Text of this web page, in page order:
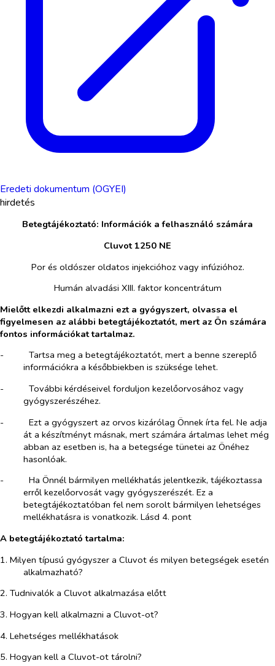
Eredeti dokumentum (OGYEI)
hirdetés
Betegtájékoztató: Információk a felhasználó számára
Cluvot 1250 NE
Por és oldószer oldatos injekcióhoz vagy infúzióhoz.
Humán alvadási XIII. faktor koncentrátum
Mielőtt elkezdi alkalmazni ezt a gyógyszert, olvassa el
figyelmesen az alábbi betegtájékoztatót, mert az Ön számára
fontos információkat tartalmaz.
-​
Tartsa meg a betegtájékoztatót, mert a benne szereplő
információkra a későbbiekben is szüksége lehet.
-​
További kérdéseivel forduljon kezelőorvosához vagy
gyógyszerészéhez.
-​
Ezt a gyógyszert az orvos kizárólag Önnek írta fel. Ne adja
át a készítményt másnak, mert számára ártalmas lehet még
abban az esetben is, ha a betegsége tünetei az Önéhez
hasonlóak.
-​
Ha Önnél bármilyen mellékhatás jelentkezik, tájékoztassa
erről kezelőorvosát vagy gyógyszerészét. Ez a
betegtájékoztatóban fel nem sorolt bármilyen lehetséges
mellékhatásra is vonatkozik. Lásd 4. pont
A betegtájékoztató tartalma:
1. Milyen típusú gyógyszer a Cluvot és milyen betegségek esetén
alkalmazható?
2. Tudnivalók a Cluvot alkalmazása előtt
3. Hogyan kell alkalmazni a Cluvot-ot?
4. Lehetséges mellékhatások
5. Hogyan kell a Cluvot-ot tárolni?